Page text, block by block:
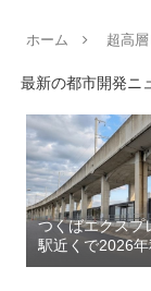
ホーム 超高
最新の都市開発ニ
つくばエクスプ
駅近くで2026
高架下商業施設